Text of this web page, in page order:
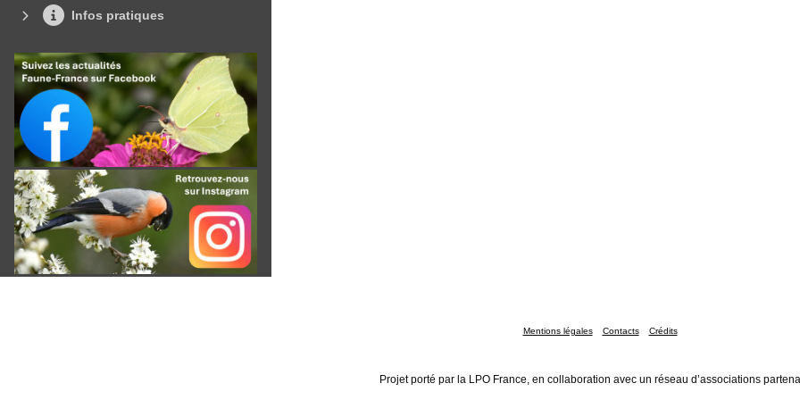
Infos pratiques
Mentions légales Contacts Crédits
Projet porté par la LPO France, en collaboration avec un réseau d’associations